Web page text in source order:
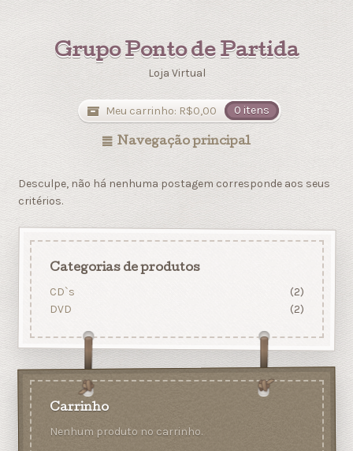
Grupo Ponto de Partida
Loja Virtual
Meu carrinho: R$0,00 0 itens
Navegação principal
Desculpe, não há nenhuma postagem corresponde aos seus
critérios.
Categorias de produtos
CD`s
(2)
DVD
(2)
Carrinho
Nenhum produto no carrinho.